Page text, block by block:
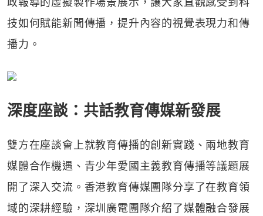
技如何賦能新聞傳播，提升內容的視覺表現力和傳
播力。
深度座談：共話教育傳媒新發展
雙方在座談會上就教育傳播的創新實踐、兩地教育
媒體合作機遇、青少年愛國主義教育傳播等議題展
開了深入交流。香港教育傳媒團隊分享了在教育領
域的深耕經驗，深圳廣電團隊介紹了媒體融合發展